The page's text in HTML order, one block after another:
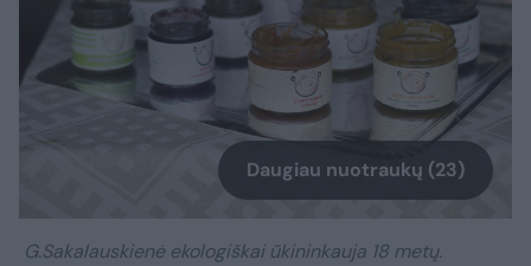
Daugiau nuotraukų (23)
G.Sakalauskienė ekologiškai ūkininkauja 18 metų.